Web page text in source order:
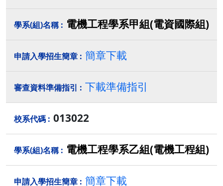
電機工程學系甲組(電資國際組)
簡章下載
下載準備指引
013022
電機工程學系乙組(電機工程組)
簡章下載